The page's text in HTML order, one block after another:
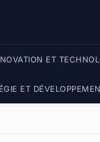
ET
ET